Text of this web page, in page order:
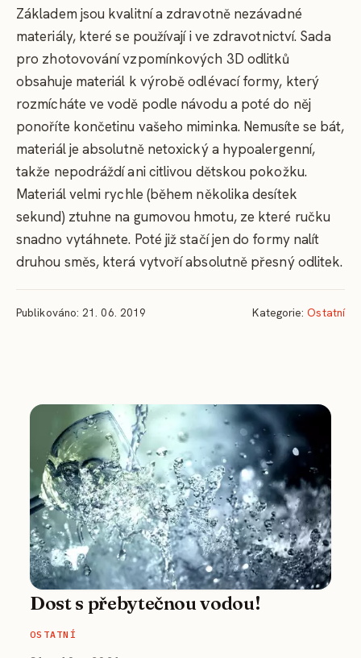
Základem jsou kvalitní a zdravotně nezávadné
materiály, které se používají i ve zdravotnictví. Sada
pro zhotovování vzpomínkových 3D odlitků
obsahuje materiál k výrobě odlévací formy, který
rozmícháte ve vodě podle návodu a poté do něj
ponoříte končetinu vašeho miminka. Nemusíte se bát,
materiál je absolutně netoxický a hypoalergenní,
takže nepodráždí ani citlivou dětskou pokožku.
Materiál velmi rychle (během několika desítek
sekund) ztuhne na gumovou hmotu, ze které ručku
snadno vytáhnete. Poté již stačí jen do formy nalít
druhou směs, která vytvoří absolutně přesný odlitek.
Publikováno: 21. 06. 2019 Kategorie:Ostatní
Dost s přebytečnou vodou!
OSTATNÍ